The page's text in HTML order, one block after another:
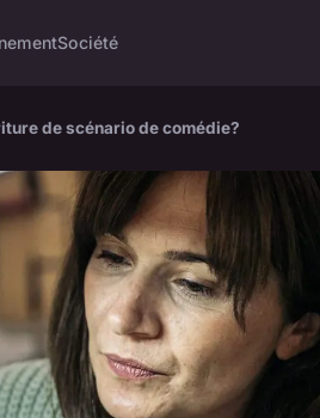
Société
de scénario de comédie?